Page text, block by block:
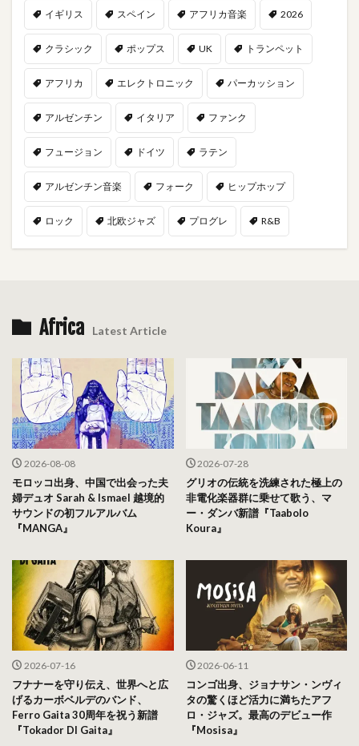
イギリス スペイン アフリカ音楽 2026
クラシック ポップス UK トランペット
アフリカ エレクトロニック パーカッション
アルゼンチン イタリア ファンク
フュージョン ドイツ ラテン
アルゼンチン音楽 フォーク ヒップホップ
ロック 北欧ジャズ プログレ R&B
Africa Latest Article
2026-08-08
モロッコ出身、中国で出会った夫
婦デュオ Sarah & Ismael 越境的
サウンドの初フルアルバム
『MANGA』
2026-07-28
グリオの伝統を洗練された極上の
非電化楽器群に乗せて歌う、マ
ー・ダンバ新譜『Taabolo
Koura』
2026-07-16
フナナーを守り伝え、世界へと広
げるカーボベルデのバンド、
Ferro Gaita 30周年を祝う新譜
『Tokador DI Gaita』
2026-06-11
コンゴ出身、ジョナサン・ンヴィ
タの驚くほど活力に満ちたアフ
ロ・ジャズ。最高のデビュー作
『Mosisa』